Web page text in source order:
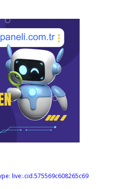
live:.cid.575569c608265c69